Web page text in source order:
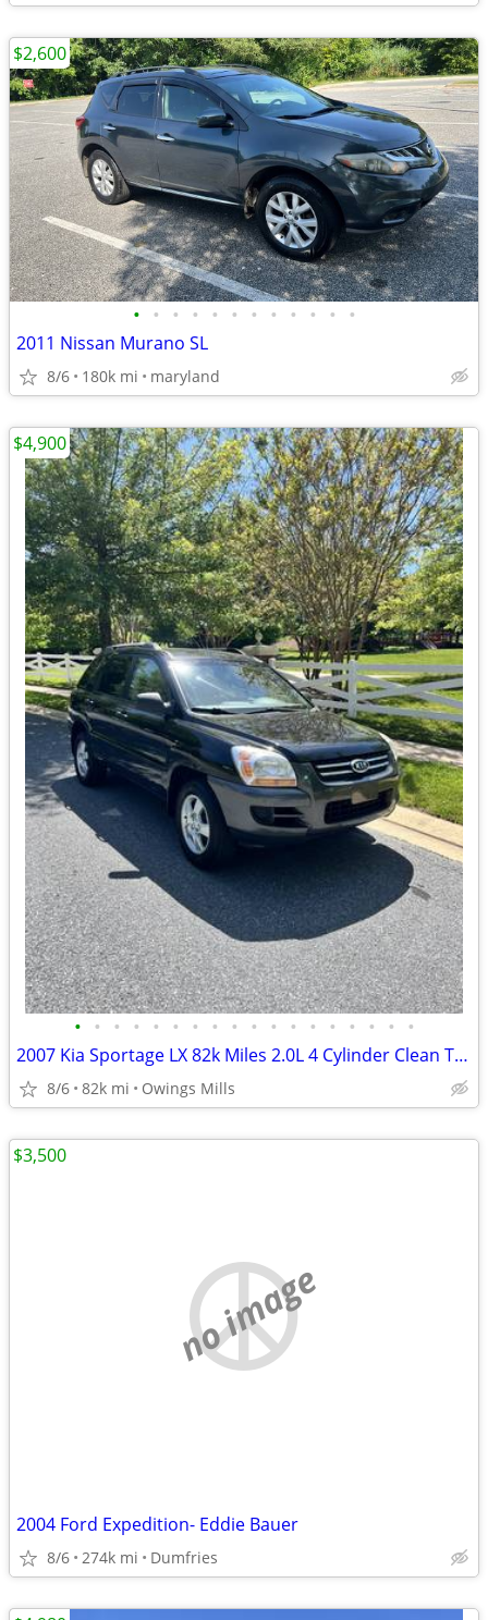
• • • • • • • • • • • •
2011 Nissan Murano SL
8/6 180k mi maryland
$2,600
• • • • • • • • • • • • • • • • • •
2007 Kia Sportage LX 82k Miles 2.0L 4 Cylinder Clean Title Great Shape
8/6 82k mi Owings Mills
$4,900
no image
2004 Ford Expedition- Eddie Bauer
8/6 274k mi Dumfries
$3,500